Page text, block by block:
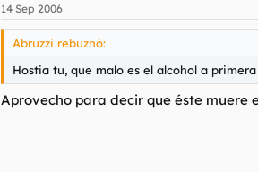
14 Sep 2006
Abruzzi rebuznó:
Hostia tu, que malo es el alcohol a
Aprovecho para decir que éste muere